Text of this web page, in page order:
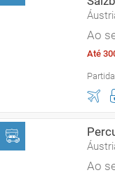
Ao
Até
Ao